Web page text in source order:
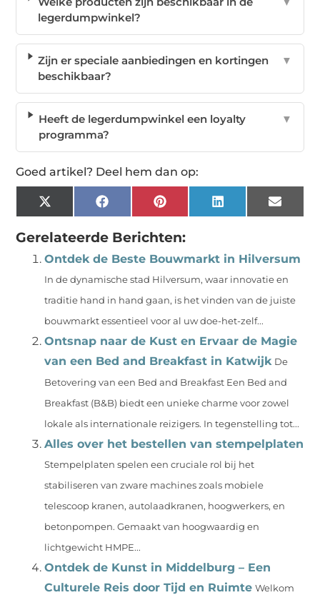
legerdumpwinkel?
Zijn er speciale aanbiedingen en kortingen
beschikbaar?
▼
Heeft de legerdumpwinkel een loyalty
programma?
▼
Goed artikel? Deel hem dan op:
X
(Twitter)
FacebookPinterest LinkedIn Email
Gerelateerde Berichten:
Ontdek de Beste Bouwmarkt in Hilversum
In de dynamische stad Hilversum, waar innovatie en
traditie hand in hand gaan, is het vinden van de juiste
bouwmarkt essentieel voor al uw doe-het-zelf...
Ontsnap naar de Kust en Ervaar de Magie
van een Bed and Breakfast in Katwijk De
Betovering van een Bed and Breakfast Een Bed and
Breakfast (B&B) biedt een unieke charme voor zowel
lokale als internationale reizigers. In tegenstelling tot...
Alles over het bestellen van stempelplaten
Stempelplaten spelen een cruciale rol bij het
stabiliseren van zware machines zoals mobiele
telescoop kranen, autolaadkranen, hoogwerkers, en
betonpompen. Gemaakt van hoogwaardig en
lichtgewicht HMPE...
Ontdek de Kunst in Middelburg – Een
Culturele Reis door Tijd en Ruimte Welkom